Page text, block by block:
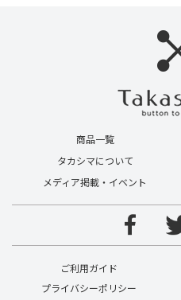
商品一覧
タカシマについて
メディア掲載・イベント
ご利用ガイド
プライバシーポリシー